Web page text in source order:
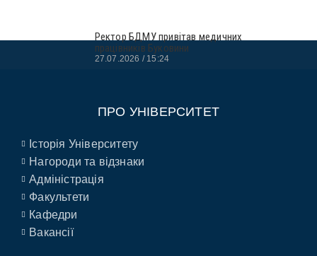
Ректор БДМУ привітав медичних
працівників Буковини
27.07.2026 15:24
ПРО УНІВЕРСИТЕТ
Історія Університету
Нагороди та відзнаки
Адміністрація
Факультети
Кафедри
Вакансії